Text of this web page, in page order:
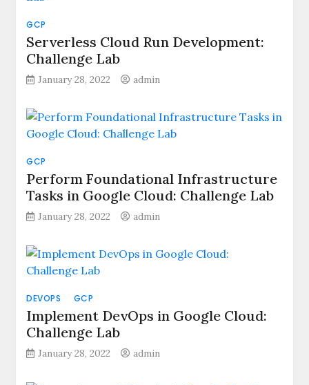
GCP
Serverless Cloud Run Development:
Challenge Lab
January 28, 2022 admin
GCP
Perform Foundational Infrastructure
Tasks in Google Cloud: Challenge Lab
January 28, 2022 admin
DEVOPS GCP
Implement DevOps in Google Cloud:
Challenge Lab
January 28, 2022 admin